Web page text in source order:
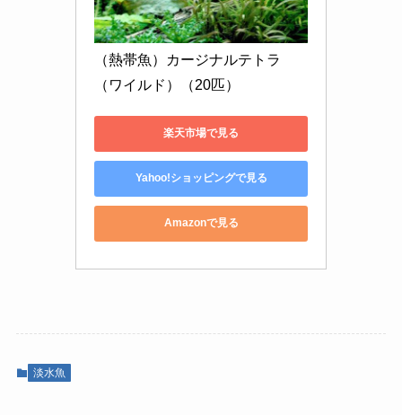
（熱帯魚）カージナルテトラ
（ワイルド）（20匹）
楽天市場で見る
Yahoo!ショッピングで見る
Amazonで見る
淡水魚